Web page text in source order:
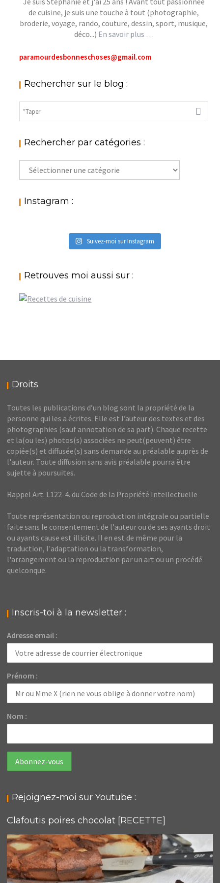
de cuisine, je suis une touche à tout (photographie,
broderie, voyage, rando, couture, dessin, sport, musique,
déco...) En savoir plus …
paramourdesbonneschoses@gmail.com
Rechercher sur le blog :
Rechercher par catégories :
Rechercher
par
: Instagram :
Suivez-moi sur Instagram
Retrouves moi aussi sur :
Droits
Toutes les publications d’un blog sont la propriété de la
personne qui les a écrites. Elle est l’auteur des textes et des
photographies (sauf annotation de sa part). Chaque recette
et la(ou les) photos(s) associées ne peut(peuvent) être
copiée(s) et diffusée(s) sans demande au préalable auprès de
l'auteur. Toute diffusion sans avis préalable pourra être
sujette à poursuites.
Rappel Art. L122-4. du Code de la Propriété Intellectuelle
Toute représentation ou reproduction intégrale ou partielle
faite sans le consentement de l'auteur ou de ses ayants droit
ou ayants cause est illicite. Il en est de même pour la
traduction, l'adaptation ou la transformation,
l'arrangement ou la reproduction par un art ou un procédé
quelconque.
Inscris-toi à la newsletter :
Adresse email :
Prénom :
Nom :
Rejoignez-moi sur Youtube :
Clafoutis poires chocolat [RECETTE]